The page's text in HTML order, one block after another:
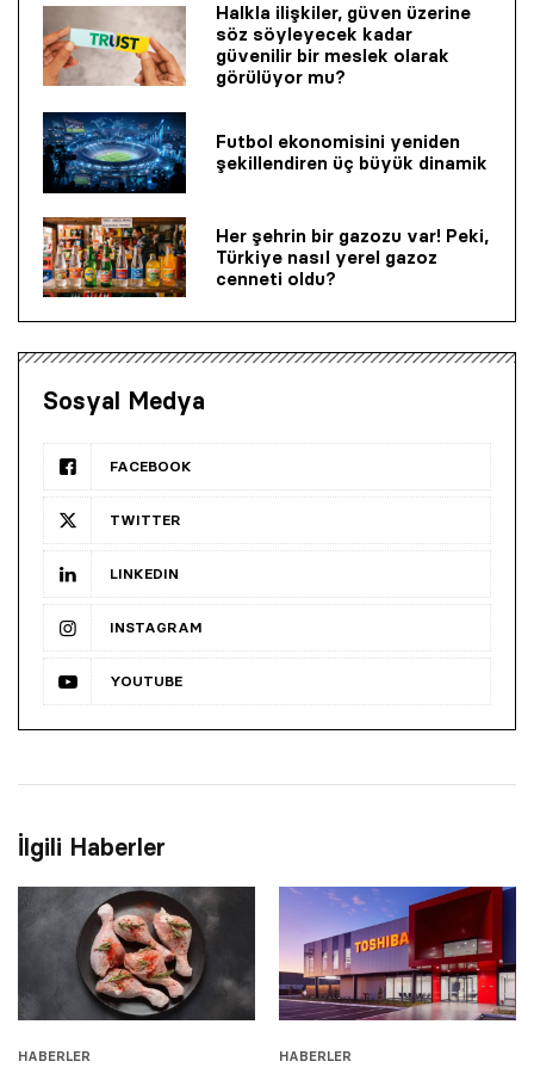
Halkla ilişkiler, güven üzerine
söz söyleyecek kadar
güvenilir bir mes­lek olarak
görülüyor mu?
Futbol ekonomisini yeniden
şekillendiren üç büyük dinamik
Her şehrin bir gazozu var! Peki,
Türkiye nasıl yerel gazoz
cenneti oldu?
Sosyal Medya
FACEBOOK
TWITTER
LINKEDIN
INSTAGRAM
YOUTUBE
İlgili Haberler
HABERLER HABERLER